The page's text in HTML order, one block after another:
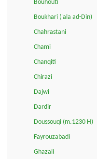
Bouhouti
Boukhari ('ala ad-Din)
Chahrastani
Chami
Chanqiti
Chirazi
Dajwi
Dardir
Doussouqi (m.1230 H)
Fayrouzabadi
Ghazali